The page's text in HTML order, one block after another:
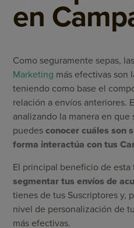
en
Como seguramente sepas,
Marketing más efectivas son
teniendo como base el
relación a envíos anteriores.
analizando la manera en que
puedesconocer cuáles son
forma interactúa con tus
El principal beneficio de
segmentar tus envíos de
tienes de tus Suscriptores y,
nivel de personalización de
más efectivas.